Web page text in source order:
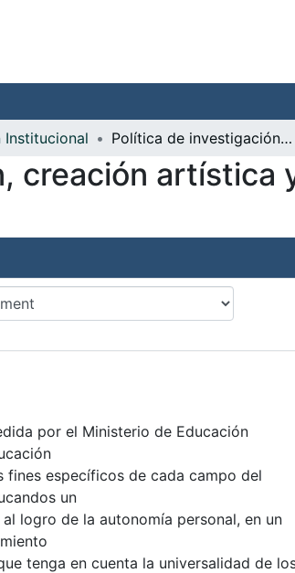
Institucional Política de investigación e innovación, creación artística y cultural de la Universidad Santo Tomás
creación artística
por el Ministerio de Educación
fines específicos de cada campo del
un
logro de la autonomía personal, en un
tenga en cuenta la universalidad de